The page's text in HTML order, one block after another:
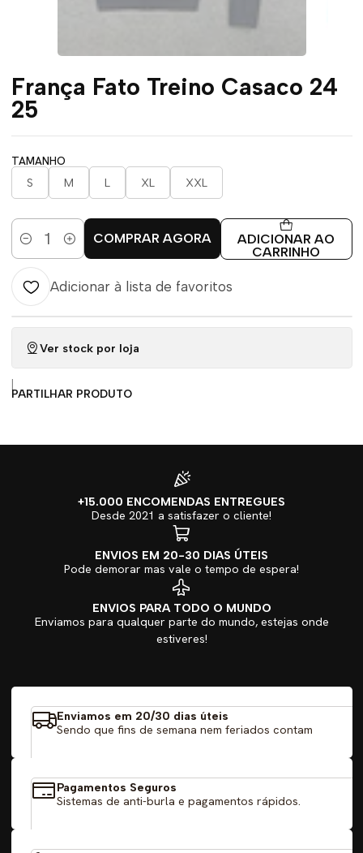
França Fato Treino Casaco 24
25
TAMANHO
S
M L XL XXL
Quantidade
ADICIONAR AO
CARRINHO
COMPRAR AGORA
Adicionar à lista de favoritos
Ver stock por loja
|
PARTILHAR PRODUTO
+15.000 ENCOMENDAS ENTREGUES
Desde 2021 a satisfazer o cliente!
ENVIOS EM 20-30 DIAS ÚTEIS
Pode demorar mas vale o tempo de espera!
ENVIOS PARA TODO O MUNDO
Enviamos para qualquer parte do mundo, estejas onde
estiveres!
Enviamos em 20/30 dias úteis
Sendo que fins de semana nem feriados contam
Pagamentos Seguros
Sistemas de anti-burla e pagamentos rápidos.